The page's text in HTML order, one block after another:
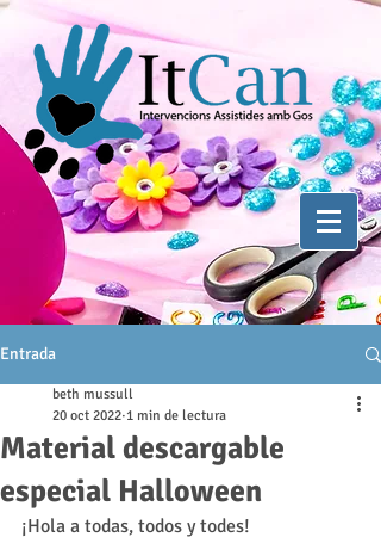
Entrada
Material descargable
especial Halloween
beth mussull
20 oct 2022 1 min de lectura
¡Hola a todas, todos y todes!